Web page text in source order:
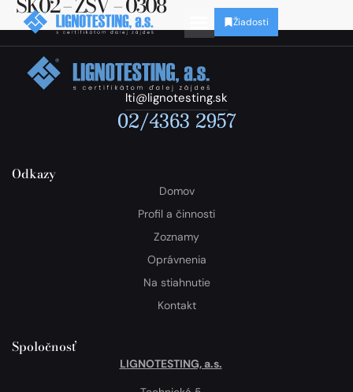
Žiadosti
lti@lignotesting.sk
02/4363 2957
Odkazy
Domov
Profil a činnosti
Zoznamy
Oprávnenia
Na stiahnutie
Kontakt
Spoločnosť
LIGNOTESTING, a.s.